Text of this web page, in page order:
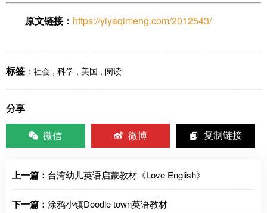
原文链接： https://yiyaqimeng.com/2012543/
标签 ： 社会 , 科学 , 美国 , 阅读
分享
微信
微博 复制链接
上一篇： 台湾幼儿英语启蒙教材《Love English》
下一篇： 涂鸦小镇Doodle town英语教材